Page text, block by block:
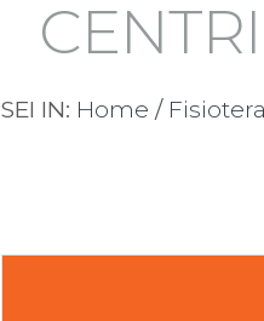
SEI IN: Home /